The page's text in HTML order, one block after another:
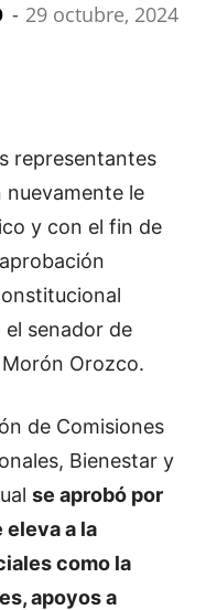
- 29 octubre, 2024
representantes
le
y con el fin de
el senador de
Orozco.
de Comisiones
Bienestar y
se aprobó por
eleva a la
como la
apoyos a